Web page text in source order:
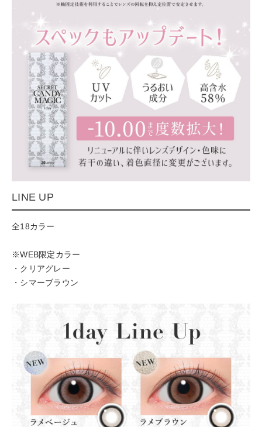
LINE UP
全18カラー
※WEB限定カラー
・クリアグレー
・シマーブラウン